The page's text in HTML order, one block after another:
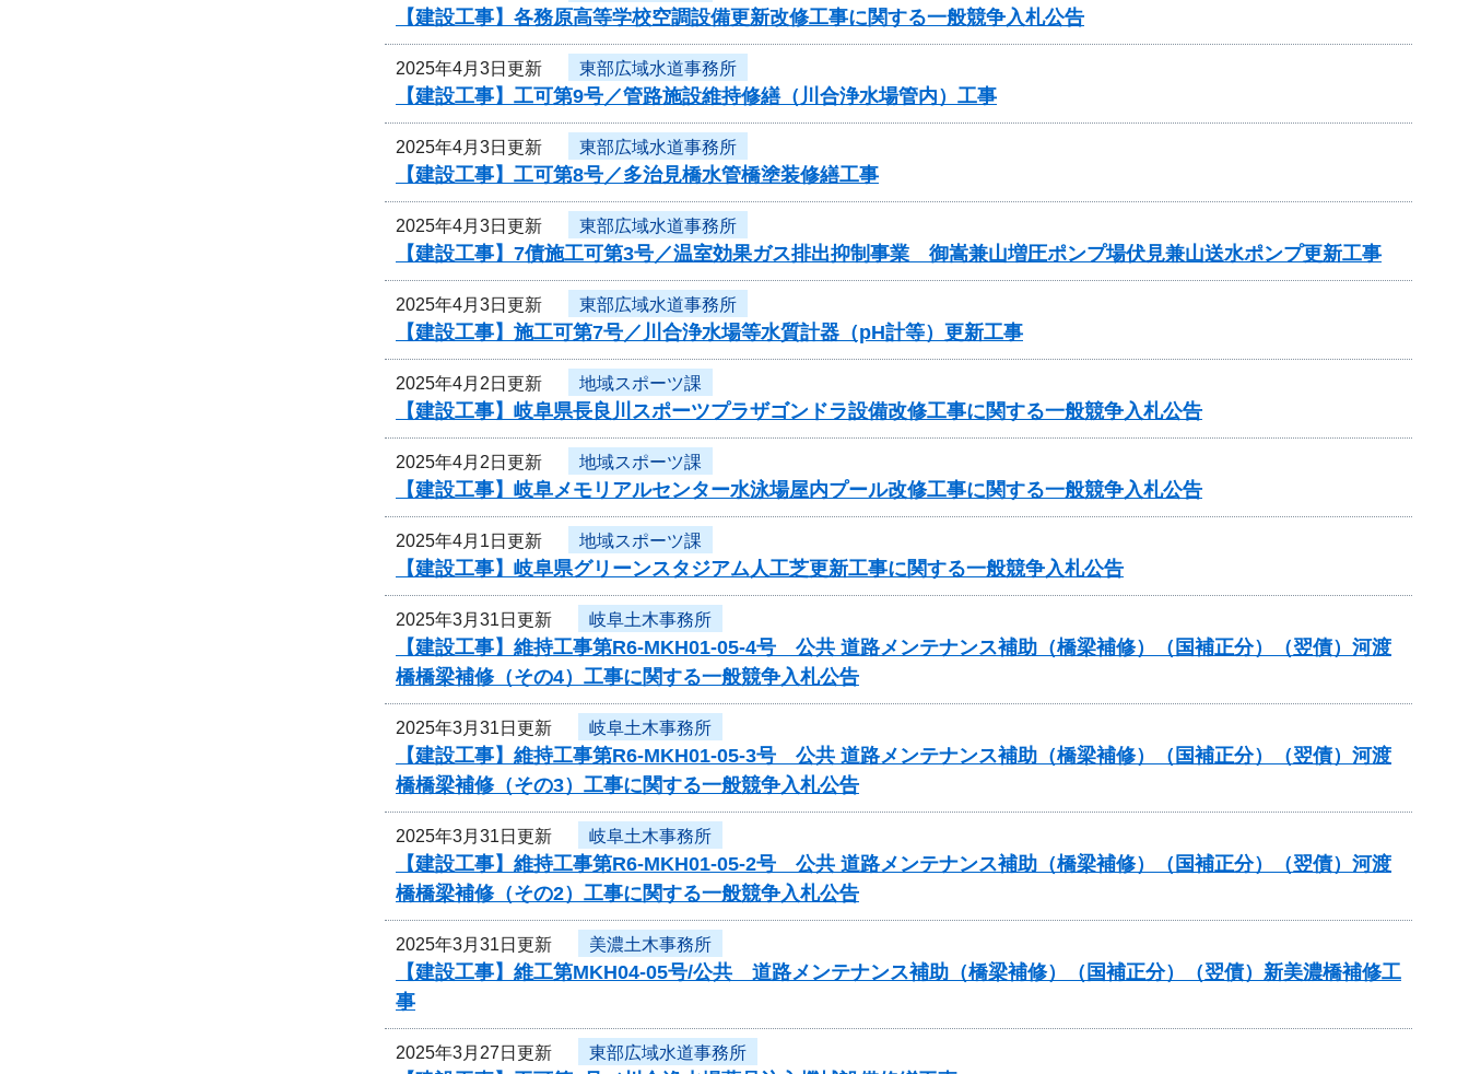
【建設工事】各務原高等学校空調設備更新改修工事に関する一般競争入札公告
2025年4月3日更新 東部広域水道事務所
【建設工事】工可第9号／管路施設維持修繕（川合浄水場管内）工事
2025年4月3日更新 東部広域水道事務所
【建設工事】工可第8号／多治見橋水管橋塗装修繕工事
2025年4月3日更新 東部広域水道事務所
【建設工事】7債施工可第3号／温室効果ガス排出抑制事業 御嵩兼山増圧ポンプ場伏見兼山送水ポンプ更新工事
2025年4月3日更新 東部広域水道事務所
【建設工事】施工可第7号／川合浄水場等水質計器（pH計等）更新工事
2025年4月2日更新 地域スポーツ課
【建設工事】岐阜県長良川スポーツプラザゴンドラ設備改修工事に関する一般競争入札公告
2025年4月2日更新 地域スポーツ課
【建設工事】岐阜メモリアルセンター水泳場屋内プール改修工事に関する一般競争入札公告
2025年4月1日更新 地域スポーツ課
【建設工事】岐阜県グリーンスタジアム人工芝更新工事に関する一般競争入札公告
2025年3月31日更新 岐阜土木事務所
【建設工事】維持工事第R6-MKH01-05-4号 公共 道路メンテナンス補助（橋梁補修）（国補正分）（翌債）河渡
橋橋梁補修（その4）工事に関する一般競争入札公告
2025年3月31日更新 岐阜土木事務所
【建設工事】維持工事第R6-MKH01-05-3号 公共 道路メンテナンス補助（橋梁補修）（国補正分）（翌債）河渡
橋橋梁補修（その3）工事に関する一般競争入札公告
2025年3月31日更新 岐阜土木事務所
【建設工事】維持工事第R6-MKH01-05-2号 公共 道路メンテナンス補助（橋梁補修）（国補正分）（翌債）河渡
橋橋梁補修（その2）工事に関する一般競争入札公告
2025年3月31日更新 美濃土木事務所
【建設工事】維工第MKH04-05号/公共 道路メンテナンス補助（橋梁補修）（国補正分）（翌債）新美濃橋補修工
事
2025年3月27日更新 東部広域水道事務所